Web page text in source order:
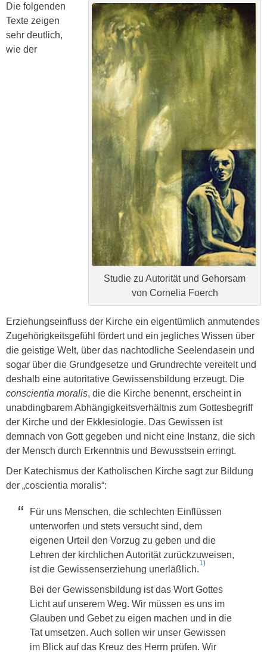
Studie zu Autorität und Gehorsam
von Cornelia Foerch
Die folgenden
Texte zeigen
sehr deutlich,
wie der
Erziehungseinfluss der Kirche ein eigentümlich anmutendes
Zugehörigkeitsgefühl fördert und ein jegliches Wissen über
die geistige Welt, über das nachtodliche Seelendasein und
sogar über die Grundgesetze und Grundrechte vereitelt und
deshalb eine autoritative Gewissensbildung erzeugt. Die
conscientia moralis, die die Kirche benennt, erscheint in
unabdingbarem Abhängigkeitsverhältnis zum Gottesbegriff
der Kirche und der Ekklesiologie. Das Gewissen ist
demnach von Gott gegeben und nicht eine Instanz, die sich
der Mensch durch Erkenntnis und Bewusstsein erringt.
Der Katechismus der Katholischen Kirche sagt zur Bildung
der „coscientia moralis“:
Für uns Menschen, die schlechten Einflüssen
unterworfen und stets versucht sind, dem
eigenen Urteil den Vorzug zu geben und die
Lehren der kirchlichen Autorität zurückzuweisen,
ist die Gewissenserziehung unerläßlich.
1)
Bei der Gewissensbildung ist das Wort Gottes
Licht auf unserem Weg. Wir müssen es uns im
Glauben und Gebet zu eigen machen und in die
Tat umsetzen. Auch sollen wir unser Gewissen
im Blick auf das Kreuz des Herrn prüfen. Wir